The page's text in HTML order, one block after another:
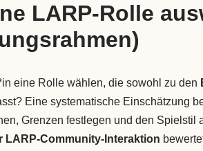
LARP-Rolle
eine Rolle wählen, die sowohl zu den
Eine systematische Einschätzung
Grenzen festlegen und den Spielstil
LARP-Community-Interaktion